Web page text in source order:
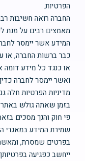
הפרטיות.
החברה רואה חשיבות
מאמצים רבים על מנת
המידע אשר יימסר
כבר ברשות החברה, או
או כנגד כל מידע
ואשר יימסר לחברה
מדיניות הפרטיות חלה
בזמן שאתה גולש באתר.
פי חוק והנך מסכים
שמירת המידע במאגרי
בפרטים שמסרת,
ייחשב כפגיעה